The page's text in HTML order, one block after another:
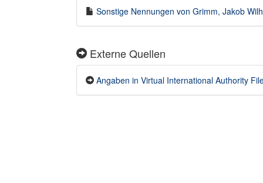
Sonstige Nennungen von Grimm, Jakob
Externe Quellen
Angaben in Virtual International Authority